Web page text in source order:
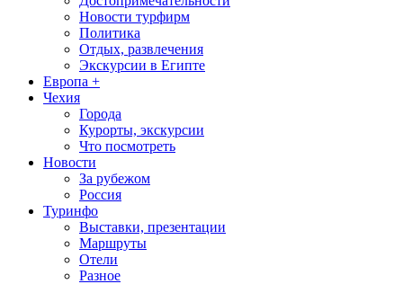
Новости турфирм
Политика
Отдых, развлечения
Экскурсии в Египте
Европа +
Чехия
Города
Курорты, экскурсии
Что посмотреть
Новости
За рубежом
Россия
Туринфо
Выставки, презентации
Маршруты
Отели
Разное